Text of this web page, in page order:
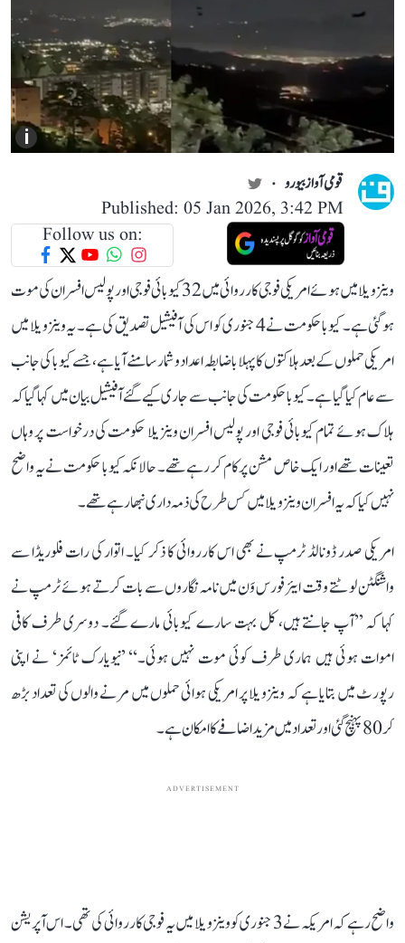
i
قومی آواز بیورو
Published: 05 Jan 2026, 3:42 PM
Follow us on:
وینزویلا میں ہوئے امریکی فوجی کارروائی میں 32 کیوبائی فوجی اور پولیس افسران کی موت
ہو گئی ہے۔ کیوبا حکومت نے 4 جنوری کو اس کی آفیشیل تصدیق کی ہے۔ یہ وینزویلا میں
امریکی حملوں کے بعد ہلاکتوں کا پہلا باضابطہ اعداد و شمار سامنے آیا ہے، جسے کیوبا کی جانب
سے عام کیا گیا ہے۔ کیوبا حکومت کی جانب سے جاری کیے گئے آفیشیل بیان میں کہا گیا کہ
ہلاک ہوئے تمام کیوبائی فوجی اور پولیس افسران وینزیلا حکومت کی درخواست پر وہاں
تعینات تھے اور ایک خاص مشن پر کام کر رہے تھے۔ حالانکہ کیوبا حکومت نے یہ واضح
نہیں کیا کہ یہ افسران وینزویلا میں کس طرح کی ذمہ داری نبھا رہے تھے۔
امریکی صدر ڈونالڈ ٹرمپ نے بھی اس کارروائی کا ذکر کیا۔ اتوار کی رات فلوریڈا سے
واشنگٹن لوٹتے وقت ایئر فورس وَن میں نامہ نگاروں سے بات کرتے ہوئے ٹرمپ نے
کہا کہ ’’آپ جانتے ہیں، کل بہت سارے کیوبائی مارے گئے۔ دوسری طرف کافی
اموات ہوئی ہیں ہماری طرف کوئی موت نہیں ہوئی۔‘‘ ’نیویارک ٹائمز‘ نے اپنی
رپورٹ میں بتایا ہے کہ وینزویلا پر امریکی ہوائی حملوں میں مرنے والوں کی تعداد بڑھ
کر 80 پہنچ گئی اور تعداد میں مزید اضافے کا امکان ہے۔
ADVERTISEMENT
واضح رہے کہ امریکہ نے 3 جنوری کو وینزویلا میں یہ فوجی کارروائی کی تھی۔ اس آپریشن